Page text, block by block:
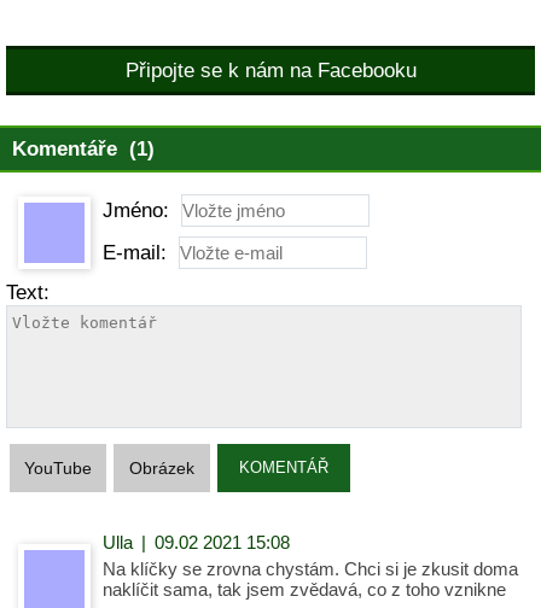
Připojte se k nám na Facebooku
Komentáře (1)
Jméno:
E-mail:
Text:
YouTube Obrázek KOMENTÁŘ
Ulla | 09.02 2021 15:08
Na klíčky se zrovna chystám. Chci si je zkusit doma
naklíčit sama, tak jsem zvědavá, co z toho vznikne